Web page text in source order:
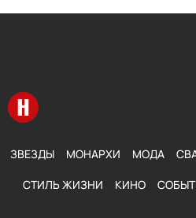
Перейти на главную
ЗВЕЗДЫ МОНАРХИ МОДА
СТИЛЬ ЖИЗНИ КИНО